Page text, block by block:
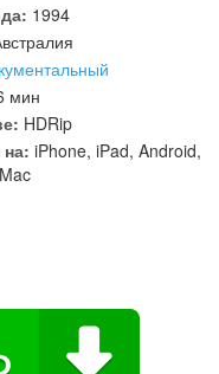
1994
мин
HDRip
на: iPhone, iPad, Android,